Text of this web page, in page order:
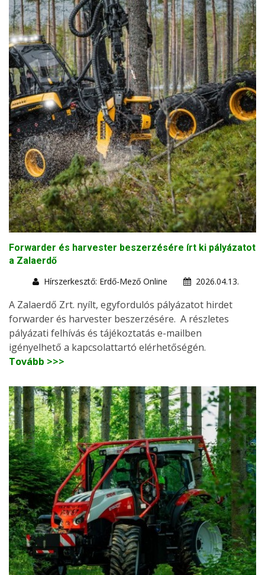
Forwarder és harvester beszerzésére írt ki pályázatot
a Zalaerdő
Hírszerkesztő: Erdő-Mező Online
2026.04.13.
A Zalaerdő Zrt. nyílt, egyfordulós pályázatot hirdet
forwarder és harvester beszerzésére. A részletes
pályázati felhívás és tájékoztatás e-mailben
igényelhető a kapcsolattartó elérhetőségén.
Tovább >>>